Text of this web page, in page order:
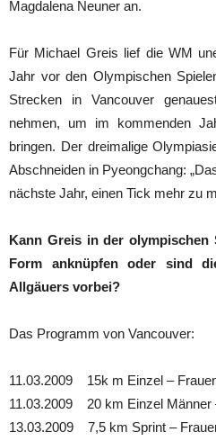
Magdalena Neuner an.
Für Michael Greis lief die WM
Jahr vor den Olympischen
Strecken in Vancouver
nehmen, um im kommenden
bringen. Der dreimalige
Abschneiden in Pyeongchang:
nächste Jahr, einen Tick mehr zu
Kann Greis in der olympischen
Form anknüpfen oder sind
Allgäuers vorbei?
Das Programm von Vancouver:
11.03.2009 15k m Einzel –
11.03.2009 20 km Einzel Männer
13.03.2009 7,5 km Sprint –